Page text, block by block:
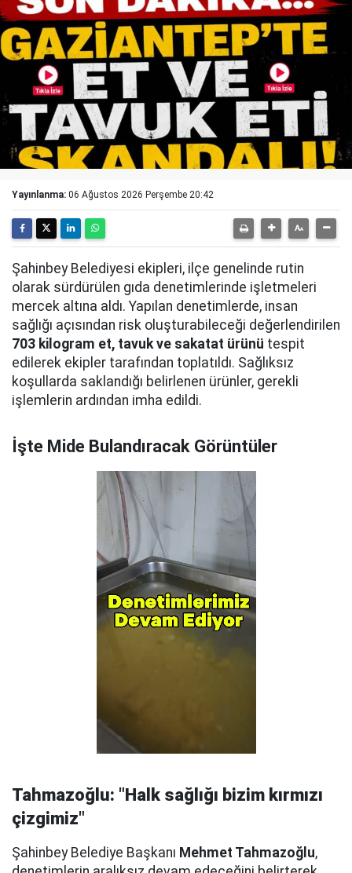
Yayınlanma: 06 Ağustos 2026 Perşembe 20:42
Şahinbey Belediyesi ekipleri, ilçe genelinde rutin
olarak sürdürülen gıda denetimlerinde işletmeleri
mercek altına aldı. Yapılan denetimlerde, insan
sağlığı açısından risk oluşturabileceği değerlendirilen
703 kilogram et, tavuk ve sakatat ürünü tespit
edilerek ekipler tarafından toplatıldı. Sağlıksız
koşullarda saklandığı belirlenen ürünler, gerekli
işlemlerin ardından imha edildi.
İşte Mide Bulandıracak Görüntüler
Tahmazoğlu: "Halk sağlığı bizim kırmızı
çizgimiz"
Şahinbey Belediye Başkanı Mehmet Tahmazoğlu,